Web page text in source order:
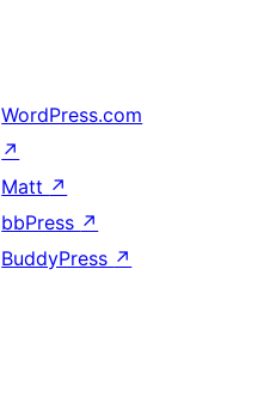
WordPress.com
↗
Matt ↗
bbPress ↗
BuddyPress ↗